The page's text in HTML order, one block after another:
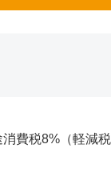
消費税8%（軽減